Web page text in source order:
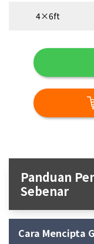
4×6ft
Panduan
Sebenar
Cara Mencipta